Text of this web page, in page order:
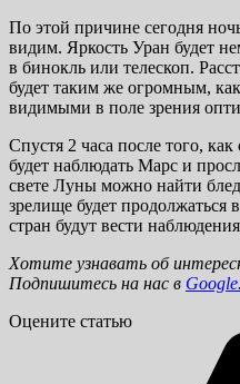
По этой причине сегодня
видим. Яркость Уран будет
в бинокль или телескоп.
будет таким же огромным,
видимыми в поле зрения
Спустя 2 часа после того,
будет наблюдать Марс и
свете Луны можно найти
зрелище будет продолжаться
стран будут вести
Хотите узнавать об
Подпишитесь на нас в
Оцените статью